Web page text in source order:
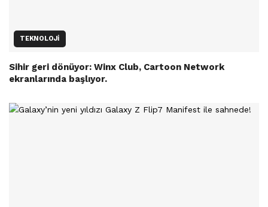
TEKNOLOJI
Sihir geri dönüyor: Winx Club, Cartoon Network
ekranlarında başlıyor.